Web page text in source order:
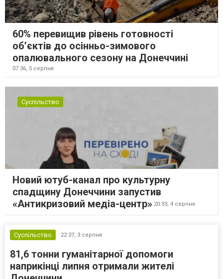
60% перевищив рівень готовності
об’єктів до осінньо-зимового
опалювального сезону на Донеччині
07:36, 5 серпня
Суспільство
Новий ютуб-канал про культурну
спадщину Донеччини запустив
«Антикризовий медіа-центр» 20:33, 4 серпня
Суспільство 22:37, 3 серпня
81,6 тонни гуманітарної допомоги
наприкінці липня отримали жителі